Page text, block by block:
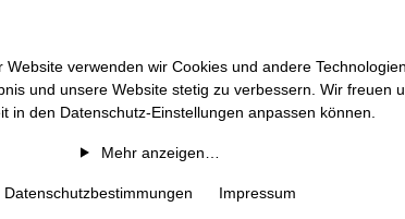
verwenden wir Cookies und andere
und unsere Website stetig zu verbessern. Wir freuen
in den Datenschutz-Einstellungen anpassen können.
Mehr anzeigen…
Datenschutzbestimmungen Impressum